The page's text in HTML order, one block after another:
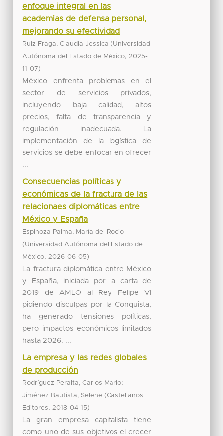
enfoque integral en las
academias de defensa personal,
mejorando su efectividad
Ruiz Fraga, Claudia Jessica (Universidad
Autónoma del Estado de México, 2025-
11-07)
México enfrenta problemas en el
sector de servicios privados,
incluyendo baja calidad, altos
precios, falta de transparencia y
regulación inadecuada. La
implementación de la logística de
servicios se debe enfocar en ofrecer
...
Consecuencias políticas y
económicas de la fractura de las
relacionaes diplomáticas entre
México y España
Espinoza Palma, María del Rocio
(Universidad Autónoma del Estado de
México, 2026-06-05)
La fractura diplomática entre México
y España, iniciada por la carta de
2019 de AMLO al Rey Felipe VI
pidiendo disculpas por la Conquista,
ha generado tensiones políticas,
pero impactos económicos limitados
hasta 2026. ...
La empresa y las redes globales
de producción
Rodríguez Peralta, Carlos Mario;
Jiménez Bautista, Selene (Castellanos
Editores, 2018-04-15)
La gran empresa capitalista tiene
como uno de sus objetivos el crecer